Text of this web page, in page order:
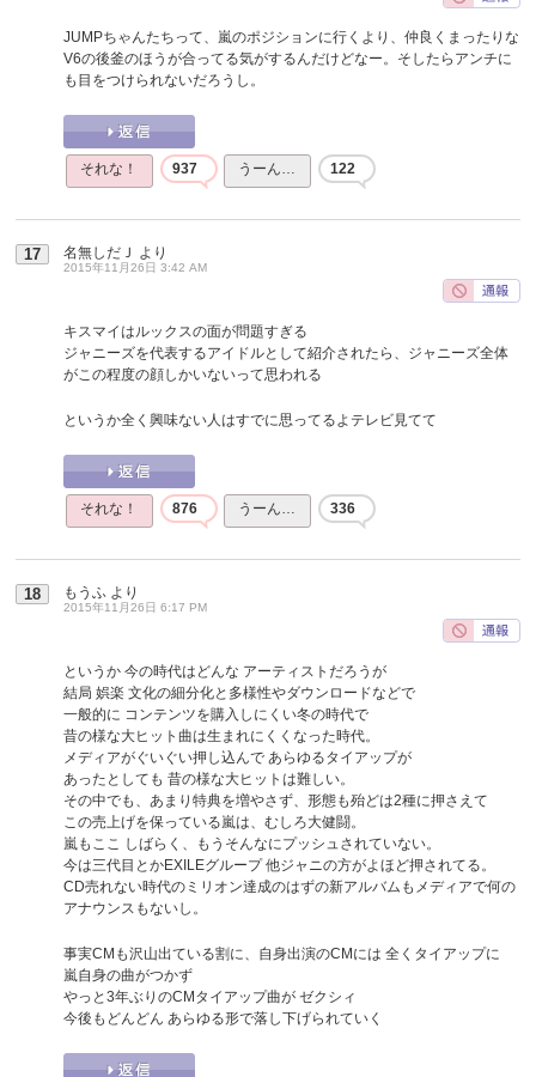
JUMPちゃんたちって、嵐のポジションに行くより、仲良くまったりな
V6の後釜のほうが合ってる気がするんだけどなー。そしたらアンチに
も目をつけられないだろうし。
それな！ 937 うーん… 122
17 名無しだＪ より
2015年11月26日 3:42 AM
キスマイはルックスの面が問題すぎる
ジャニーズを代表するアイドルとして紹介されたら、ジャニーズ全体
がこの程度の顔しかいないって思われる
というか全く興味ない人はすでに思ってるよテレビ見てて
それな！ 876 うーん… 336
18 もうふ より
2015年11月26日 6:17 PM
というか 今の時代はどんな アーティストだろうが
結局 娯楽 文化の細分化と多様性やダウンロードなどで
一般的に コンテンツを購入しにくい冬の時代で
昔の様な大ヒット曲は生まれにくくなった時代。
メディアがぐいぐい押し込んで あらゆるタイアップが
あったとしても 昔の様な大ヒットは難しい。
その中でも、あまり特典を増やさず、形態も殆どは2種に押さえて
この売上げを保っている嵐は、むしろ大健闘。
嵐もここ しばらく、もうそんなにプッシュされていない。
今は三代目とかEXILEグループ 他ジャニの方がよほど押されてる。
CD売れない時代のミリオン達成のはずの新アルバムもメディアで何の
アナウンスもないし。
事実CMも沢山出ている割に、自身出演のCMには 全くタイアップに
嵐自身の曲がつかず
やっと3年ぶりのCMタイアップ曲が ゼクシィ
今後もどんどん あらゆる形で落し下げられていく